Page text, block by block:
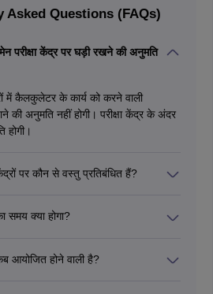
Asked Questions (FAQs)
परीक्षा केंद्र पर घड़ी रखने की अनुमति
में कैलकुलेटर के कार्य को करने वाली
की अनुमति नहीं होगी। परीक्षा केंद्र के अंदर
होगी।
पर कौन से वस्तु प्रतिबंधित हैं?
स्लाइड रूल, कैलकुलेटर, लॉग टेबल, किसी
या लिखित सामग्री, पेजर आदि।
समय क्या होगा?
1 सुबह 9 बजे से दोपहर 12 बजे तक और
आयोजित होने वाली है?